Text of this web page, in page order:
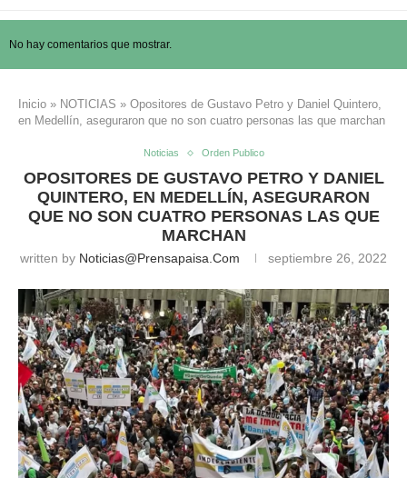
No hay comentarios que mostrar.
Inicio » NOTICIAS » Opositores de Gustavo Petro y Daniel Quintero,
en Medellín, aseguraron que no son cuatro personas las que marchan
Noticias Orden Publico
OPOSITORES DE GUSTAVO PETRO Y DANIEL
QUINTERO, EN MEDELLÍN, ASEGURARON
QUE NO SON CUATRO PERSONAS LAS QUE
MARCHAN
written by Noticias@prensapaisa.com septiembre 26, 2022